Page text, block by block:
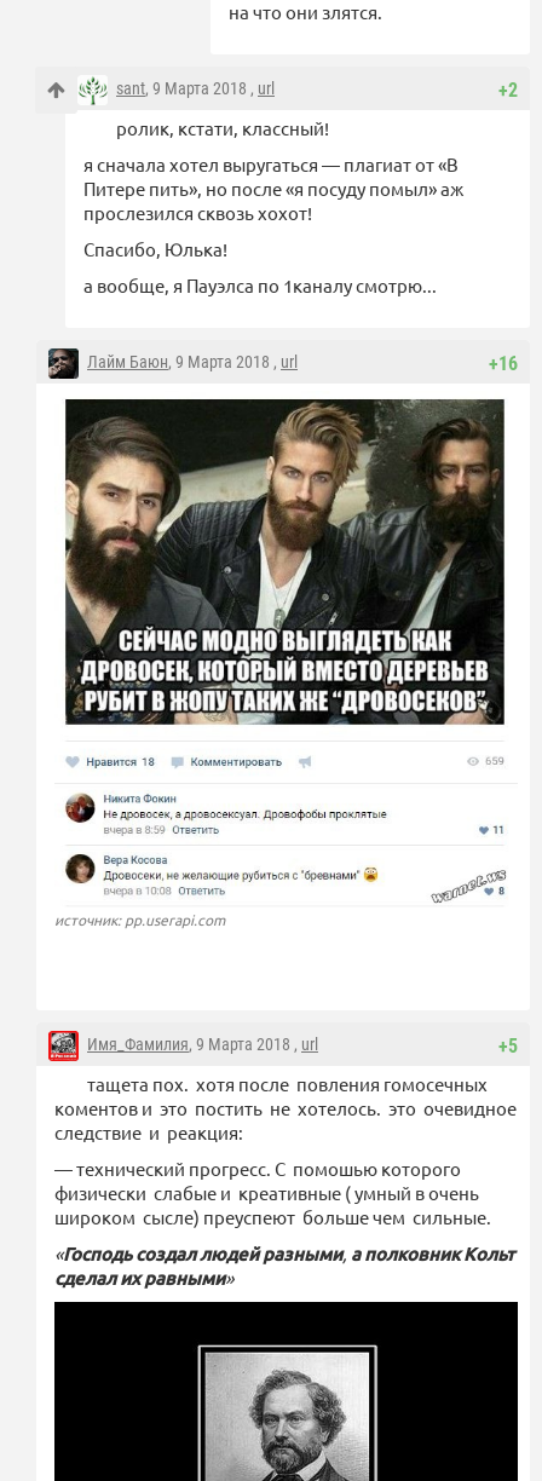
на что они злятся.
+2
sant, 9 Марта 2018 , url
ролик, кстати, классный!
я сначала хотел выругаться — плагиат от «В
Питере пить», но после «я посуду помыл» аж
прослезился сквозь хохот!
Спасибо, Юлька!
а вообще, я Пауэлса по 1каналу смотрю...
+16
Лайм Баюн, 9 Марта 2018 , url
источник: pp.userapi.com
+5
Имя_Фамилия, 9 Марта 2018 , url
тащета пох. хотя после повления гомосечных
коментов и это постить не хотелось. это очевидное
следствие и реакция:
— технический прогресс. С помошью которого
физически слабые и креативные ( умный в очень
широком сысле) преуспеют больше чем сильные.
«Господь создаллюдей разными, а полковник Кольт
сделал их равными»